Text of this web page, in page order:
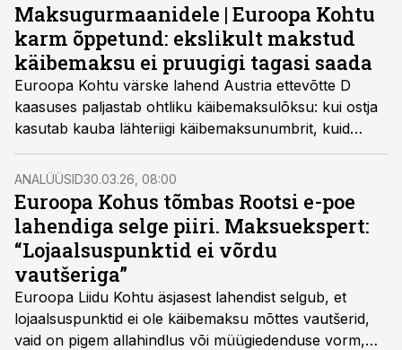
Maksugurmaanidele | Euroopa Kohtu
karm õppetund: ekslikult makstud
käibemaksu ei pruugigi tagasi saada
Euroopa Kohtu värske lahend Austria ettevõtte D
kaasuses paljastab ohtliku käibemaksulõksu: kui ostja
kasutab kauba lähteriigi käibemaksunumbrit, kuid
saadab kauba teise liikmesriiki, võib ta kaotada õiguse
sisendkäibemaksu mahaarvamisele. Olukord on
paradoksaalne – müüja peab ekslikult arvele lisatud
maksu riigile tasuma, kuid ostja seda riigilt tagasi küsida
ei saa.
ANALÜÜSID30.03.26, 08:00
Euroopa Kohus tõmbas Rootsi e-poe
lahendiga selge piiri. Maksuekspert:
“Lojaalsuspunktid ei võrdu
vautšeriga”
Euroopa Liidu Kohtu äsjasest lahendist selgub, et
lojaalsuspunktid ei ole käibemaksu mõttes vautšerid,
vaid on pigem allahindlus või müügiedenduse vorm,